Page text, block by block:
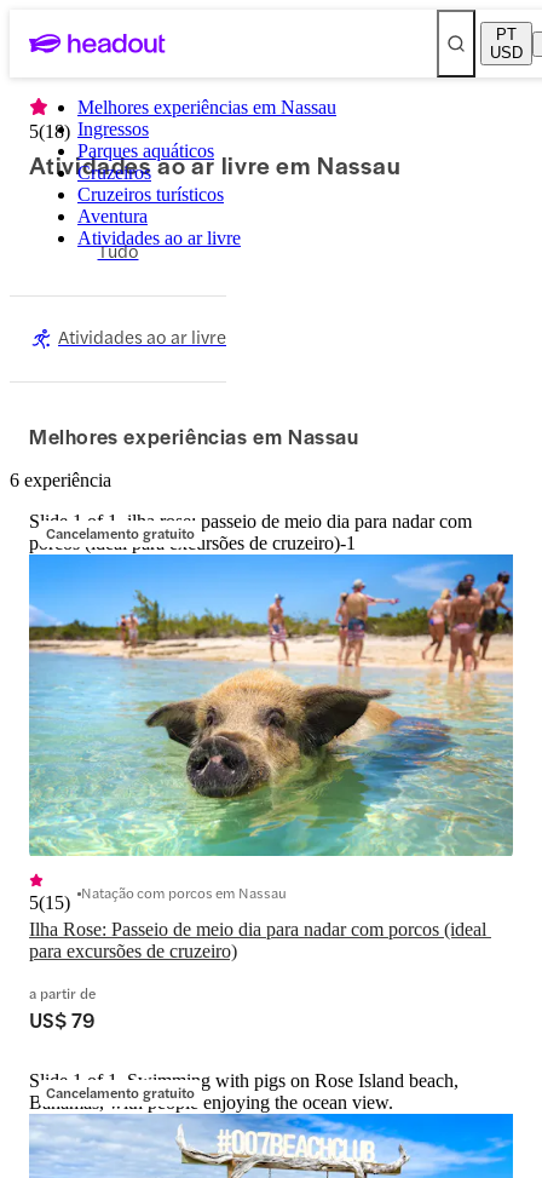
PT
USD
Melhores experiências em Nassau
Ingressos
Parques aquáticos
Cruzeiros
Cruzeiros turísticos
Aventura
Atividades ao ar livre
5(18)
Atividades ao ar livre em Nassau
Tudo
Atividades ao ar livre
Melhores experiências em Nassau
6 experiência
Cancelamento gratuito
Slide 1 of 1, ilha rose: passeio de meio dia para nadar com
porcos (ideal para excursões de cruzeiro)-1
Ilha Rose: Passeio de meio dia para nadar com porcos (ideal
para excursões de cruzeiro)
5(15) Natação com porcos em Nassau
a partir de
US$ 79
Cancelamento gratuito
Slide 1 of 1, Swimming with pigs on Rose Island beach,
Bahamas, with people enjoying the ocean view.